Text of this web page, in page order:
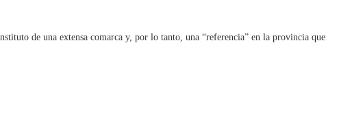
de una extensa comarca y, por lo tanto, una “referencia” en la provincia que